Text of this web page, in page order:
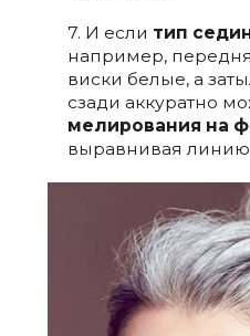
7. И если тип
например,
виски белые, а
сзади аккуратно
мелирования на
выравнивая линию